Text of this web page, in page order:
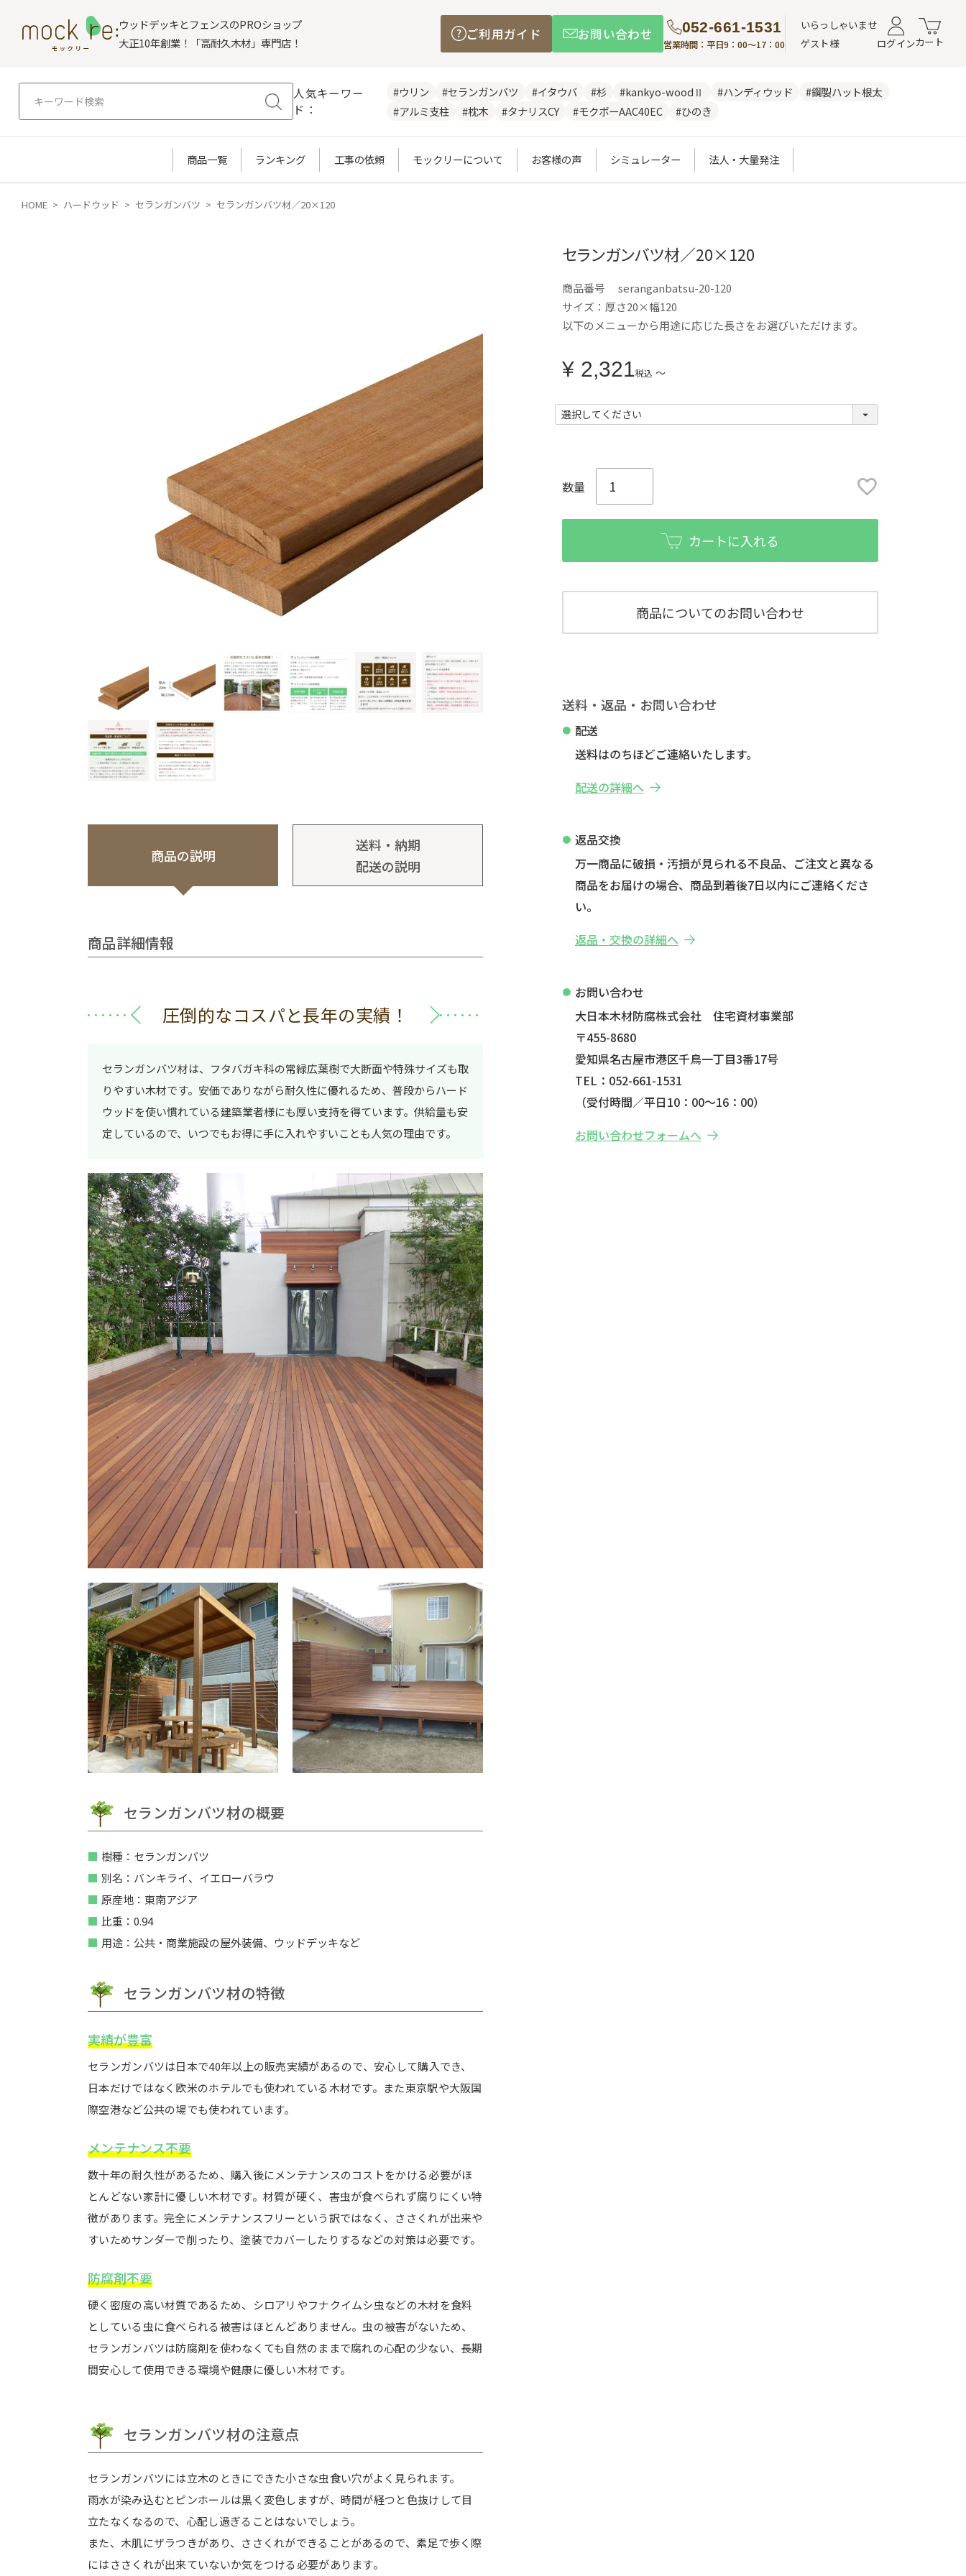
ウッドデッキとフェンスのPROショップ
大正10年創業！「高耐久木材」専門店！
ご利用ガイド お問い合わせ 052-661-1531
営業時間：平日9：00～17：00
いらっしゃいませ
ゲスト様
ログインカート
人気キーワー
ド：
#ウリン #セランガンバツ #イタウバ #杉 #kankyo-woodⅡ #ハンディウッド
#鋼製ハット根太
#アルミ支柱
#枕木 #タナリスCY #モクボーAAC40EC #ひのき
商品一覧 ランキング 工事の依頼 モックリーについて お客様の声 シミュレーター 法人・大量発注
HOME ハードウッド セランガンバツ セランガンバツ材／20×120
商品の説明
送料・納期
配送の説明
商品詳細情報
圧倒的なコスパと長年の実績！
セランガンバツ材は、フタバガキ科の常緑広葉樹で大断面や特殊サイズも取
りやすい木材です。安価でありながら耐久性に優れるため、普段からハード
ウッドを使い慣れている建築業者様にも厚い支持を得ています。供給量も安
定しているので、いつでもお得に手に入れやすいことも人気の理由です。
セランガンバツ材の概要
樹種：セランガンバツ
別名：バンキライ、イエローバラウ
原産地：東南アジア
比重：0.94
用途：公共・商業施設の屋外装備、ウッドデッキなど
セランガンバツ材の特徴
実績が豊富
セランガンバツは日本で40年以上の販売実績があるので、安心して購入でき、
日本だけではなく欧米のホテルでも使われている木材です。また東京駅や大阪国
際空港など公共の場でも使われています。
メンテナンス不要
数十年の耐久性があるため、購入後にメンテナンスのコストをかける必要がほ
とんどない家計に優しい木材です。材質が硬く、害虫が食べられず腐りにくい特
徴があります。完全にメンテナンスフリーという訳ではなく、ささくれが出来や
すいためサンダーで削ったり、塗装でカバーしたりするなどの対策は必要です。
防腐剤不要
硬く密度の高い材質であるため、シロアリやフナクイムシ虫などの木材を食料
としている虫に食べられる被害はほとんどありません。虫の被害がないため、
セランガンバツは防腐剤を使わなくても自然のままで腐れの心配の少ない、長期
間安心して使用できる環境や健康に優しい木材です。
セランガンバツ材の注意点
セランガンバツには立木のときにできた小さな虫食い穴がよく見られます。
雨水が染み込むとピンホールは黒く変色しますが、時間が経つと色抜けして目
立たなくなるので、心配し過ぎることはないでしょう。
また、木肌にザラつきがあり、ささくれができることがあるので、素足で歩く際
にはささくれが出来ていないか気をつける必要があります。
セランガンバツ材／20×120
商品番号
seranganbatsu-20-120
サイズ：厚さ20×幅120
以下のメニューから用途に応じた長さをお選びいただけます。
¥ 2,321税込 〜
カートに入れる
商品についてのお問い合わせ
送料・返品・お問い合わせ
配送
送料はのちほどご連絡いたします。
配送の詳細へ
返品交換
万一商品に破損・汚損が見られる不良品、ご注文と異なる
商品をお届けの場合、商品到着後7日以内にご連絡くださ
い。
返品・交換の詳細へ
お問い合わせ
大日本木材防腐株式会社 住宅資材事業部
〒455-8680
愛知県名古屋市港区千鳥一丁目3番17号
TEL：052-661-1531
（受付時間／平日10：00～16：00）
お問い合わせフォームへ